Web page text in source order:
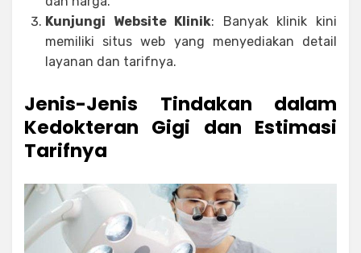
Kunjungi Website Klinik: Banyak klinik kini
memiliki situs web yang menyediakan detail
layanan dan tarifnya.
Jenis-Jenis Tindakan dalam
Kedokteran Gigi dan Estimasi
Tarifnya